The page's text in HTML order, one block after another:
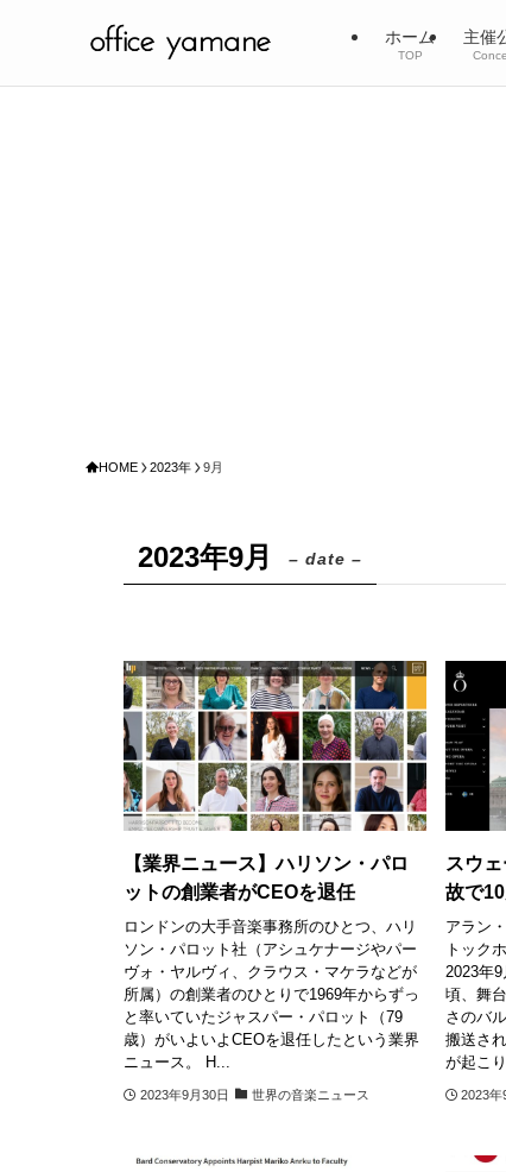
ホーム
TOP
主催
HOME 2023年 9月
2023年9月 – date –
【業界ニュース】ハリソン・パロ
ットの創業者がCEOを退任
ロンドンの大手音楽事務所のひとつ、ハリ
ソン・パロット社（アシュケナージやパー
ヴォ・ヤルヴィ、クラウス・マケラなどが
所属）の創業者のひとりで1969年からずっ
と率いていたジャスパー・パロット（79
歳）がいよいよCEOを退任したという業界
ニュース。 H...
2023年9月30日 世界の音楽ニュース
スウ
故で
アラン
トック
2023年
頃、舞
さのバ
搬送さ
が起こり
2023年